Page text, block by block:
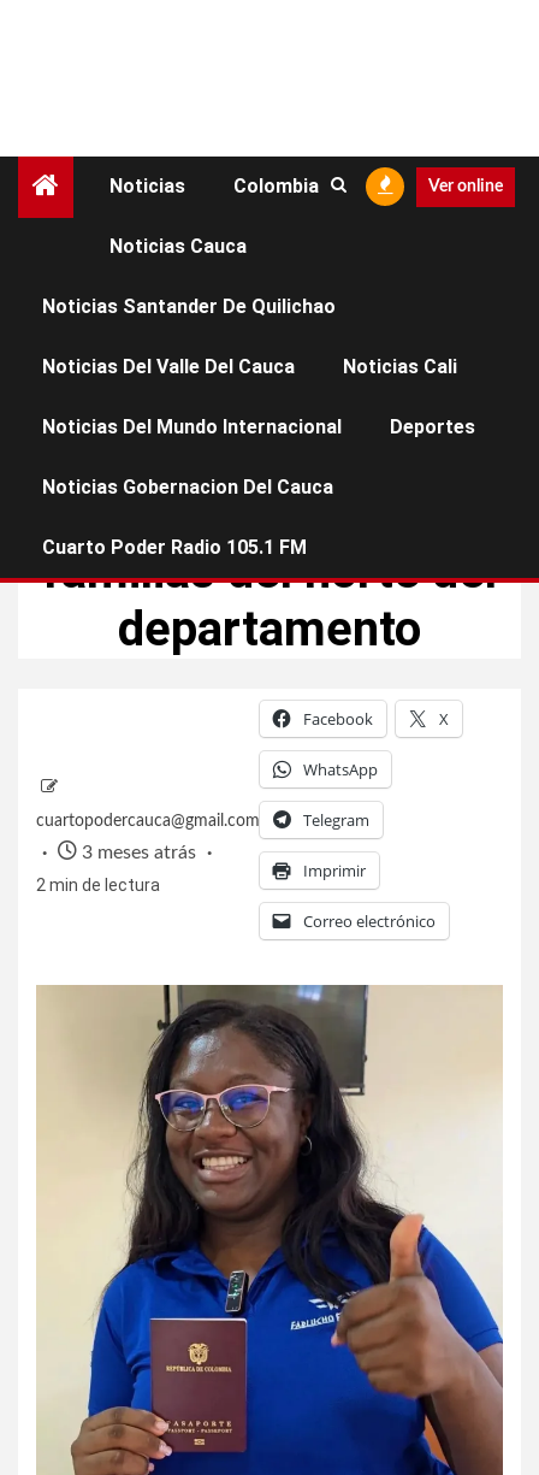
Noticias Colombia
Noticias Cauca
Noticias Santander De Quilichao
Noticias Del Valle Del Cauca Noticias Cali
Noticias Del Mundo Internacional Deportes
Noticias Gobernacion Del Cauca
Cuarto Poder Radio 105.1 FM
Ver online
acerca el servicio de
familias del norte del
departamento
cuartopodercauca@gmail.com
3 meses atrás
2 min de lectura
Facebook X
WhatsApp
Telegram
Imprimir
Correo electrónico